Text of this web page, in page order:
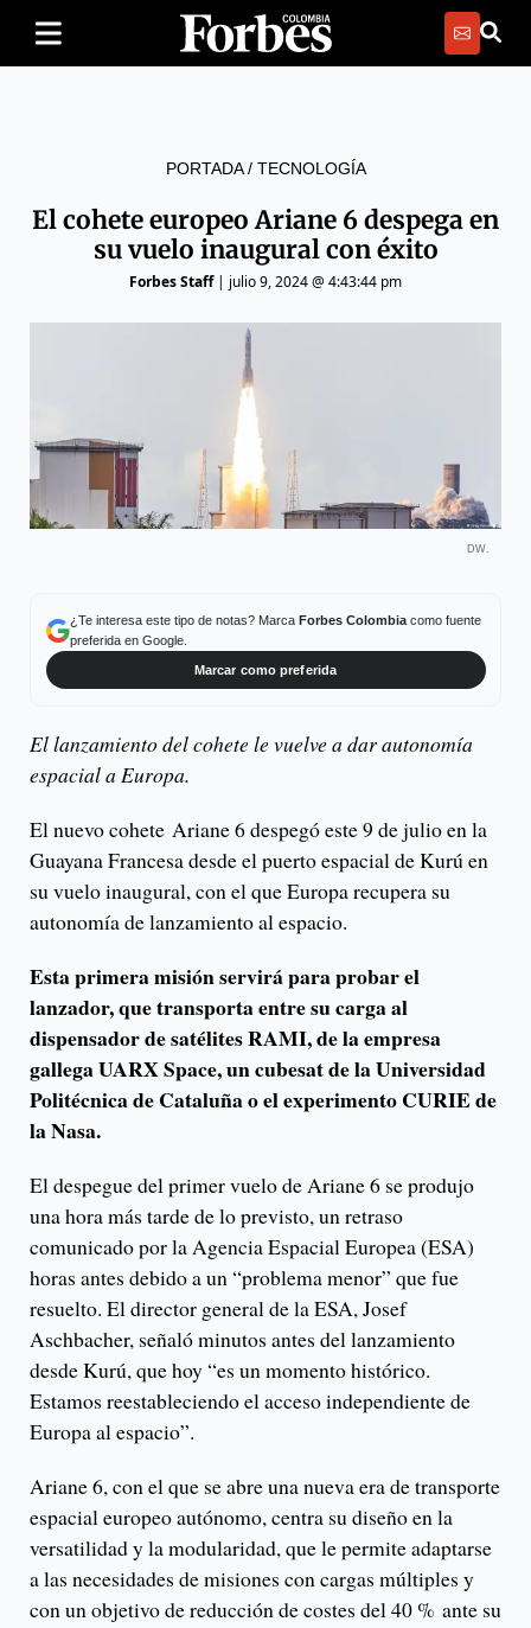
PORTADA/ TECNOLOGÍA
El cohete europeo Ariane 6 despega en
su vuelo inaugural con éxito
Forbes Staff| julio 9, 2024 @ 4:43:44 pm
DW.
¿Te interesa este tipo de notas? Marca Forbes Colombiacomo fuente
preferida en Google.
Marcar como preferida
El lanzamiento del cohete le vuelve a dar autonomía
espacial a Europa.
El nuevo cohete Ariane 6 despegó este 9 de julio en la
Guayana Francesa desde el puerto espacial de Kurú en
su vuelo inaugural, con el que Europa recupera su
autonomía de lanzamiento al espacio.
Esta primera misión servirá para probar el
lanzador, que transporta entre su carga al
dispensador de satélites RAMI, de la empresa
gallega UARX Space, un cubesat de la Universidad
Politécnica de Cataluña o el experimento CURIE de
la Nasa.
El despegue del primer vuelo de Ariane 6 se produjo
una hora más tarde de lo previsto, un retraso
comunicado por la Agencia Espacial Europea (ESA)
horas antes debido a un “problema menor” que fue
resuelto. El director general de la ESA, Josef
Aschbacher, señaló minutos antes del lanzamiento
desde Kurú, que hoy “es un momento histórico.
Estamos reestableciendo el acceso independiente de
Europa al espacio”.
Ariane 6, con el que se abre una nueva era de transporte
espacial europeo autónomo, centra su diseño en la
versatilidad y la modularidad, que le permite adaptarse
a las necesidades de misiones con cargas múltiples y
con un objetivo de reducción de costes del 40 % ante su